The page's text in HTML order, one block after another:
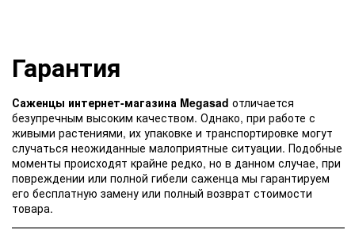
Гарантия
Саженцы интернет-магазина Megasad отличается
безупречным высоким качеством. Однако, при работе с
живыми растениями, их упаковке и транспортировке могут
случаться неожиданные малоприятные ситуации. Подобные
моменты происходят крайне редко, но в данном случае, при
повреждении или полной гибели саженца мы гарантируем
его бесплатную замену или полный возврат стоимости
товара.